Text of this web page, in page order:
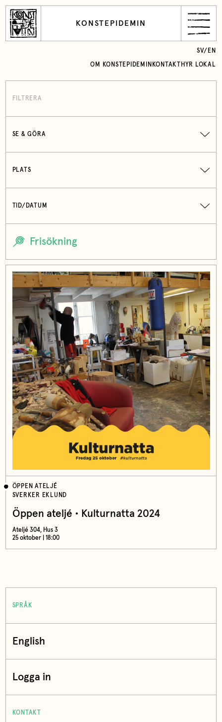
KONSTEPIDEMIN
OM KONSTEPIDEMIN KONTAKT HYR LOKAL
SV/ EN
FILTRERA
SE & GÖRA
PLATS
TID/DATUM
ÖPPEN ATELJÉ
SVERKER EKLUND
Öppen ateljé • Kulturnatta 2024
Ateljé 304, Hus 3
25 oktober | 18:00
SPRÅK
English
Logga in
KONTAKT